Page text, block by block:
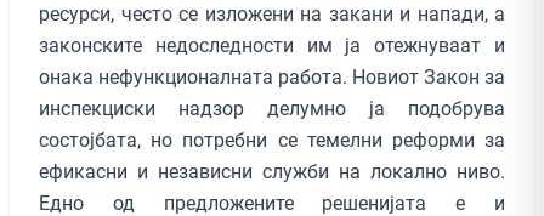
ресурси, често се изложени на закани и напади, а
законските недоследности им ја отежнуваат и
онака нефункционалната работа. Новиот Закон за
инспекциски надзор делумно ја подобрува
состојбата, но потребни се темелни реформи за
ефикасни и независни служби на локално ниво.
Едно од предложените решенијата е и